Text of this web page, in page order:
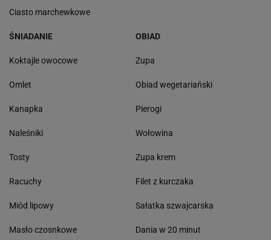
Ciasto marchewkowe
ŚNIADANIE
Koktajle owocowe
Omlet
Kanapka
Naleśniki
Tosty
Racuchy
Miód lipowy
Masło czosnkowe
OBIAD
Zupa
Obiad wegetariański
Pierogi
Wołowina
Zupa krem
Filet z kurczaka
Sałatka szwajcarska
Dania w 20 minut